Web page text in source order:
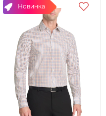
Новинка